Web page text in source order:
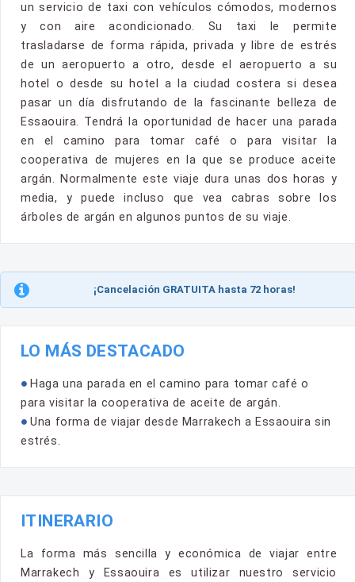
un servicio de taxi con vehículos cómodos, modernos
y con aire acondicionado. Su taxi le permite
trasladarse de forma rápida, privada y libre de estrés
de un aeropuerto a otro, desde el aeropuerto a su
hotel o desde su hotel a la ciudad costera si desea
pasar un día disfrutando de la fascinante belleza de
Essaouira. Tendrá la oportunidad de hacer una parada
en el camino para tomar café o para visitar la
cooperativa de mujeres en la que se produce aceite
argán. Normalmente este viaje dura unas dos horas y
media, y puede incluso que vea cabras sobre los
árboles de argán en algunos puntos de su viaje.
¡Cancelación GRATUITA hasta 72 horas!
LO MÁS DESTACADO
Haga una parada en el camino para tomar café o
para visitar la cooperativa de aceite de argán.
Una forma de viajar desde Marrakech a Essaouira sin
estrés.
ITINERARIO
La forma más sencilla y económica de viajar entre
Marrakech y Essaouira es utilizar nuestro servicio